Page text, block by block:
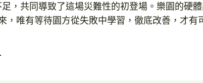
，共同導致了這場災難性的初登場。樂園的硬
唯有等待園方從失敗中學習，徹底改善，才有